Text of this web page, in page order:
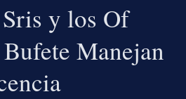
y los Of
Manejan